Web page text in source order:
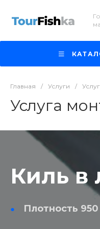
Главная / Услуги /
Услуга
Киль в
Плотность